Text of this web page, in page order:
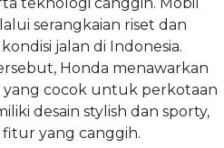
serangkaian riset dan
jalan di Indonesia.
Honda menawarkan
cocok untuk perkotaan
desain stylish dan sporty,
yang canggih.